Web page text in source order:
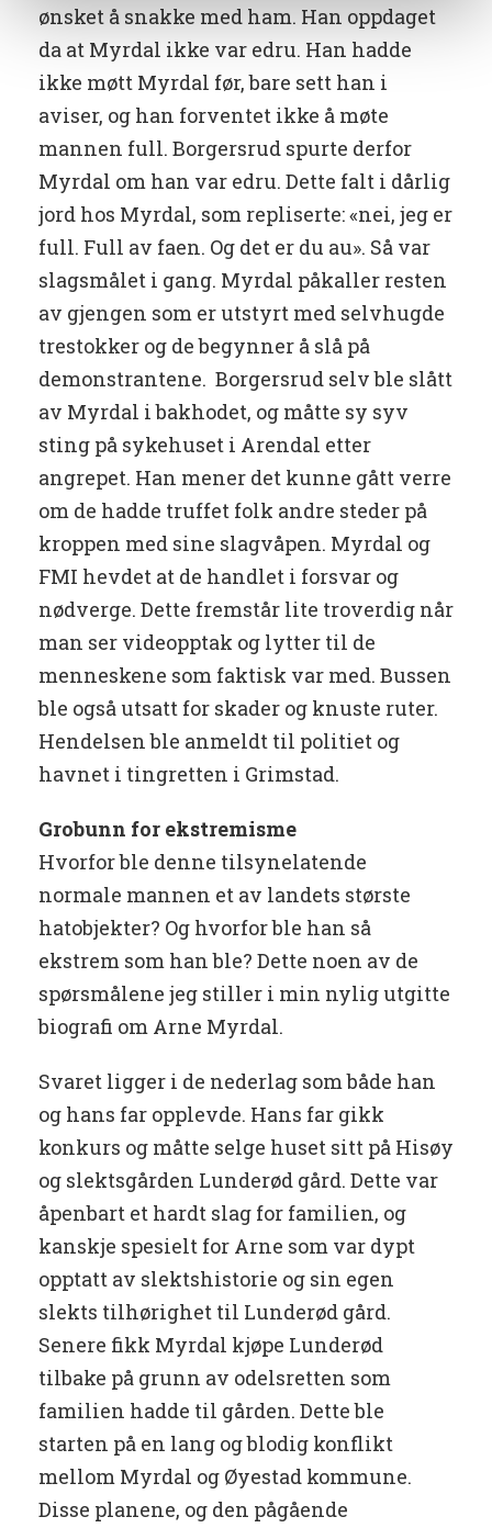
ønsket å snakke med ham. Han oppdaget
da at Myrdal ikke var edru. Han hadde
ikke møtt Myrdal før, bare sett han i
aviser, og han forventet ikke å møte
mannen full. Borgersrud spurte derfor
Myrdal om han var edru. Dette falt i dårlig
jord hos Myrdal, som repliserte: «nei, jeg er
full. Full av faen. Og det er du au». Så var
slagsmålet i gang. Myrdal påkaller resten
av gjengen som er utstyrt med selvhugde
trestokker og de begynner å slå på
demonstrantene. Borgersrud selv ble slått
av Myrdal i bakhodet, og måtte sy syv
sting på sykehuset i Arendal etter
angrepet. Han mener det kunne gått verre
om de hadde truffet folk andre steder på
kroppen med sine slagvåpen. Myrdal og
FMI hevdet at de handlet i forsvar og
nødverge. Dette fremstår lite troverdig når
man ser videopptak og lytter til de
menneskene som faktisk var med. Bussen
ble også utsatt for skader og knuste ruter.
Hendelsen ble anmeldt til politiet og
havnet i tingretten i Grimstad.
Grobunn for ekstremisme
Hvorfor ble denne tilsynelatende
normale mannen et av landets største
hatobjekter? Og hvorfor ble han så
ekstrem som han ble? Dette noen av de
spørsmålene jeg stiller i min nylig utgitte
biografi om Arne Myrdal.
Svaret ligger i de nederlag som både han
og hans far opplevde. Hans far gikk
konkurs og måtte selge huset sitt på Hisøy
og slektsgården Lunderød gård. Dette var
åpenbart et hardt slag for familien, og
kanskje spesielt for Arne som var dypt
opptatt av slektshistorie og sin egen
slekts tilhørighet til Lunderød gård.
Senere fikk Myrdal kjøpe Lunderød
tilbake på grunn av odelsretten som
familien hadde til gården. Dette ble
starten på en lang og blodig konflikt
mellom Myrdal og Øyestad kommune.
Disse planene, og den pågående